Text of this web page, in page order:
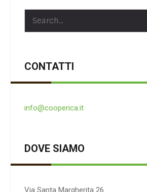
CONTATTI
info@cooperica.it
DOVE SIAMO
Via Santa Margherita 26